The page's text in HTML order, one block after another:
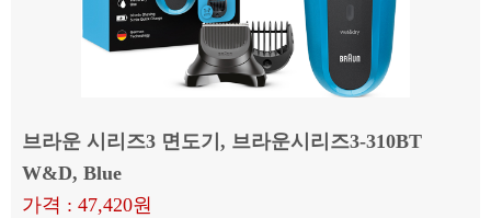
브라운 시리즈3 면도기, 브라운시리즈3-310BT
W&D, Blue
가격 : 47,420원